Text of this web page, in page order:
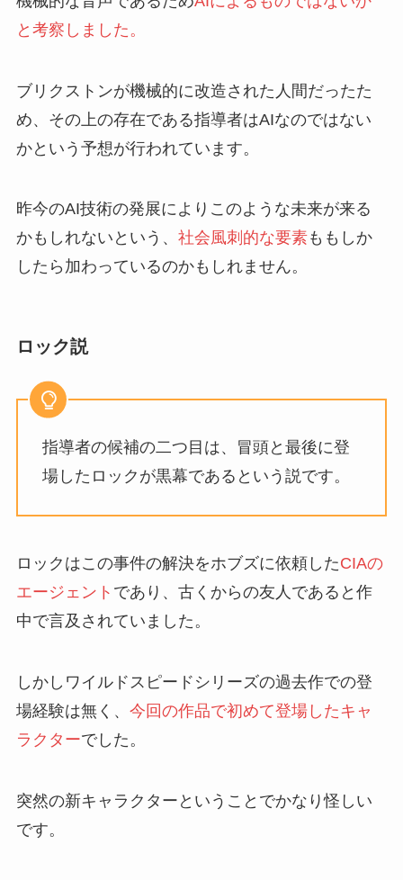
と考察しました。
ブリクストンが機械的に改造された人間だったた
め、その上の存在である指導者はAIなのではない
かという予想が行われています。
昨今のAI技術の発展によりこのような未来が来る
かもしれないという、 社会風刺的な要素ももしか
したら加わっているのかもしれません。
ロック説
指導者の候補の二つ目は、冒頭と最後に登
場したロックが黒幕であるという説です。
ロックはこの事件の解決をホブズに依頼したCIAの
エージェント であり、古くからの友人であると作
中で言及されていました。
しかしワイルドスピードシリーズの過去作での登
場経験は無く、 今回の作品で初めて登場したキャ
ラクターでした。
突然の新キャラクターということでかなり怪しい
です。